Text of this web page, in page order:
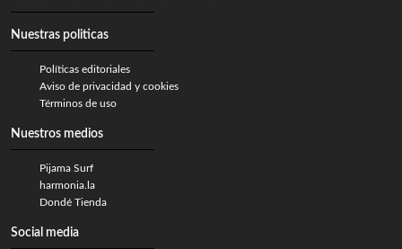
Nuestras politicas
Políticas editoriales
Aviso de privacidad y cookies
Términos de uso
Nuestros medios
Pijama Surf
harmonia.la
Dondé Tienda
Social media